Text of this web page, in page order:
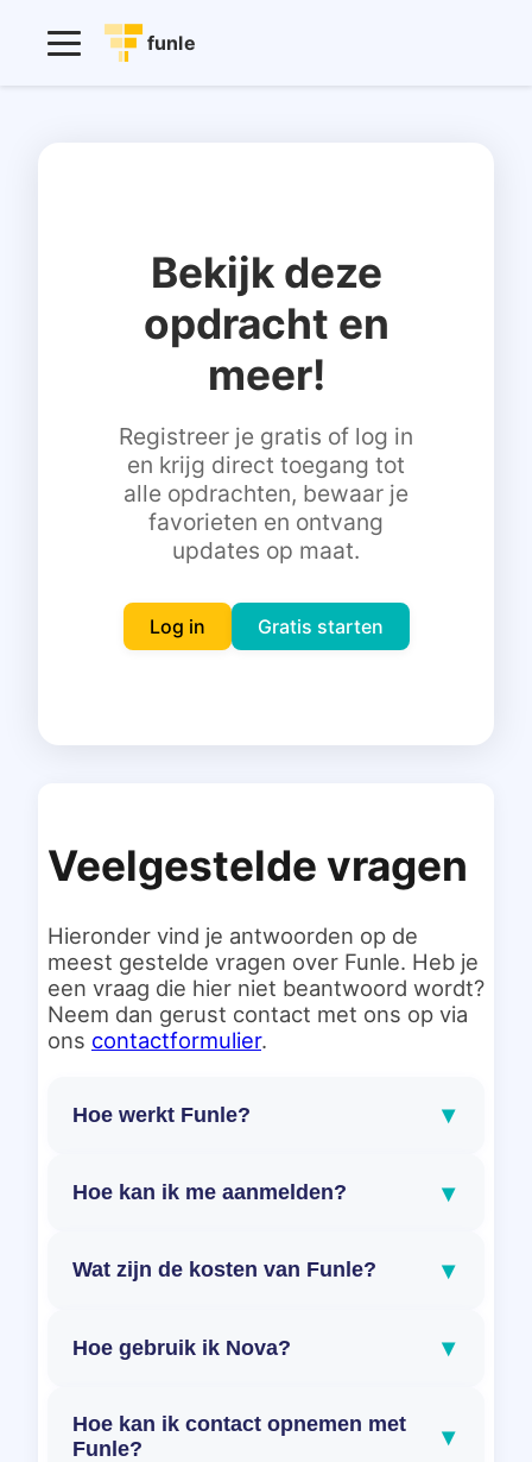
funle
Inloggen
Gratis starten
Bekijk deze
opdracht en
meer!
Registreer je gratis of log in
en krijg direct toegang tot
alle opdrachten, bewaar je
favorieten en ontvang
updates op maat.
Log in Gratis starten
Veelgestelde vragen
Hieronder vind je antwoorden op de
meest gestelde vragen over Funle. Heb je
een vraag die hier niet beantwoord wordt?
Neem dan gerust contact met ons op via
ons contactformulier.
Hoe werkt Funle? ▾
Hoe kan ik me aanmelden? ▾
Wat zijn de kosten van Funle? ▾
Hoe gebruik ik Nova? ▾
Hoe kan ik contact opnemen met
Funle?
▾